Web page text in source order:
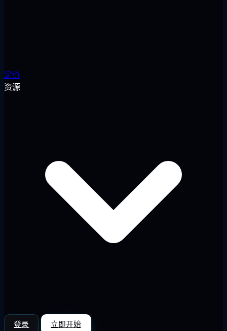
定价
资源
登录 立即开始